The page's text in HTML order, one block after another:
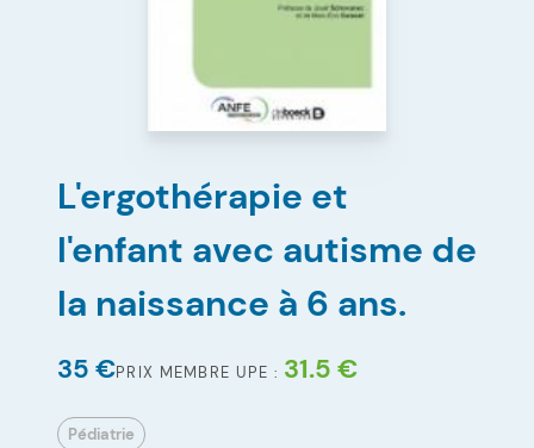
L'ergothérapie et
l'enfant avec autisme de
la naissance à 6 ans.
35 €PRIX MEMBRE UPE : 31.5 €
Pédiatrie